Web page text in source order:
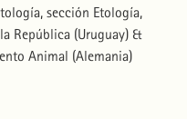
sección Etología,
República (Uruguay) &
Animal (Alemania)